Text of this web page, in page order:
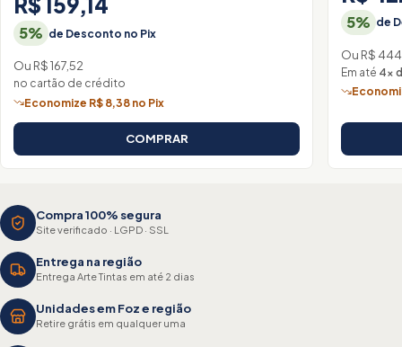
5% de Desconto no Pix
Ou R$ 167,52
no cartão de crédito
Economize R$ 8,38 no Pix
COMPRAR
5% de
Ou R$
Em até 4×
Compra 100% segura
Site verificado · LGPD · SSL
Entrega na região
Entrega Arte Tintas em até 2 dias
Unidades em Foz e região
Retire grátis em qualquer uma